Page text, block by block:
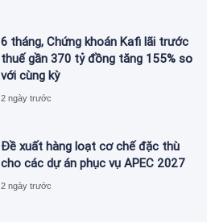
6 tháng, Chứng khoán Kafi lãi trước
thuế gần 370 tỷ đồng tăng 155% so
với cùng kỳ
2 ngày trước
Đề xuất hàng loạt cơ chế đặc thù
cho các dự án phục vụ APEC 2027
2 ngày trước